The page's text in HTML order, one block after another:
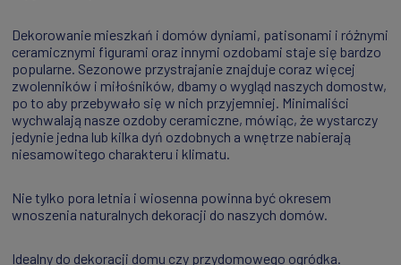
Dekorowanie mieszkań i domów dyniami, patisonami i różnymi
ceramicznymi figurami oraz innymi ozdobami staje się bardzo
popularne. Sezonowe przystrajanie znajduje coraz więcej
zwolenników i miłośników, dbamy o wygląd naszych domostw,
po to aby przebywało się w nich przyjemniej. Minimaliści
wychwalają nasze ozdoby ceramiczne, mówiąc, że wystarczy
jedynie jedna lub kilka dyń ozdobnych a wnętrze nabierają
niesamowitego charakteru i klimatu.
Nie tylko pora letnia i wiosenna powinna być okresem
wnoszenia naturalnych dekoracji do naszych domów.
Idealny do dekoracji domu czy przydomowego ogródka.